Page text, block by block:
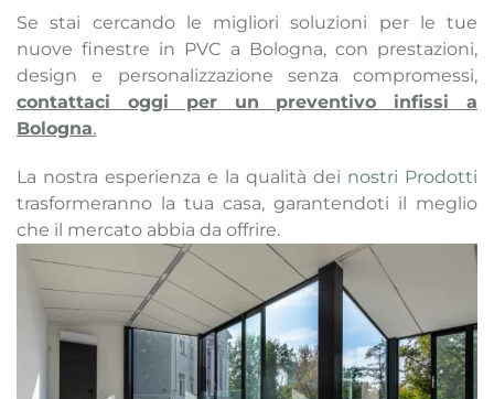
Se stai cercando le migliori soluzioni per le tue
nuove finestre in PVC a Bologna, con prestazioni,
design e personalizzazione senza compromessi,
contattaci oggi per un preventivo infissi a
Bologna.
La nostra esperienza e la qualità dei nostri Prodotti
trasformeranno la tua casa, garantendoti il meglio
che il mercato abbia da offrire.